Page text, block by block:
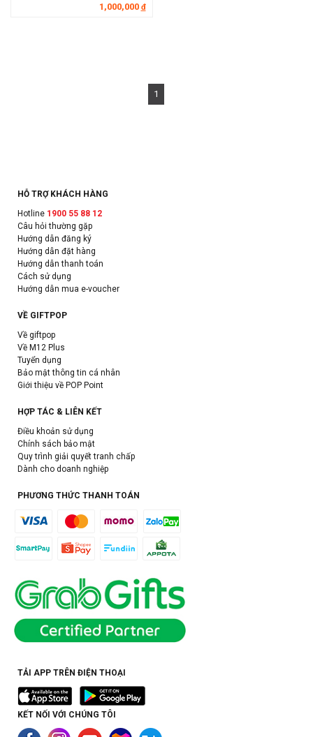
1,000,000 đ
1
HỖ TRỢ KHÁCH HÀNG
Hotline 1900 55 88 12
Câu hỏi thường gặp
Hướng dẫn đăng ký
Hướng dẫn đặt hàng
Hướng dẫn thanh toán
Cách sử dụng
Hướng dẫn mua e-voucher
VỀ GIFTPOP
Về giftpop
Về M12 Plus
Tuyển dụng
Bảo mật thông tin cá nhân
Giới thiệu về POP Point
HỢP TÁC & LIÊN KẾT
Điều khoản sử dụng
Chính sách bảo mật
Quy trình giải quyết tranh chấp
Dành cho doanh nghiệp
PHƯƠNG THỨC THANH TOÁN
TẢI APP TRÊN ĐIỆN THOẠI
KẾT NỐI VỚI CHÚNG TÔI